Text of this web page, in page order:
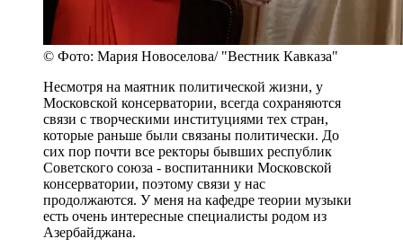
© Фото: Мария Новоселова/ "Вестник Кавказа"
Несмотря на маятник политической жизни, у
Московской консерватории, всегда сохраняются
связи с творческими институциями тех стран,
которые раньше были связаны политически. До
сих пор почти все ректоры бывших республик
Советского союза - воспитанники Московской
консерватории, поэтому связи у нас
продолжаются. У меня на кафедре теории музыки
есть очень интересные специалисты родом из
Азербайджана.